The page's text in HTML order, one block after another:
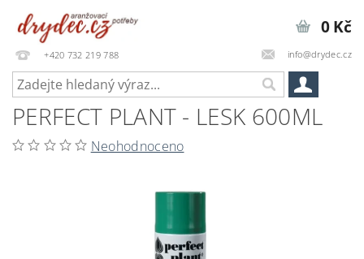
+420 732 219 788 info@drydec.cz
0 Kč
PERFECT PLANT - LESK 600ML
Neohodnoceno